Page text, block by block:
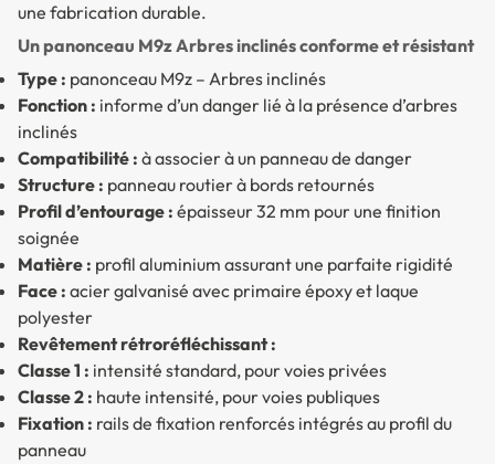
une fabrication durable.
Un panonceau M9z Arbres inclinés conforme et résistant
Type : panonceau M9z – Arbres inclinés
Fonction : informe d’un danger lié à la présence d’arbres
inclinés
Compatibilité : à associer à un panneau de danger
Structure : panneau routier à bords retournés
Profil d’entourage : épaisseur 32 mm pour une finition
soignée
Matière : profil aluminium assurant une parfaite rigidité
Face : acier galvanisé avec primaire époxy et laque
polyester
Revêtement rétroréfléchissant :
Classe 1 : intensité standard, pour voies privées
Classe 2 : haute intensité, pour voies publiques
Fixation : rails de fixation renforcés intégrés au profil du
panneau